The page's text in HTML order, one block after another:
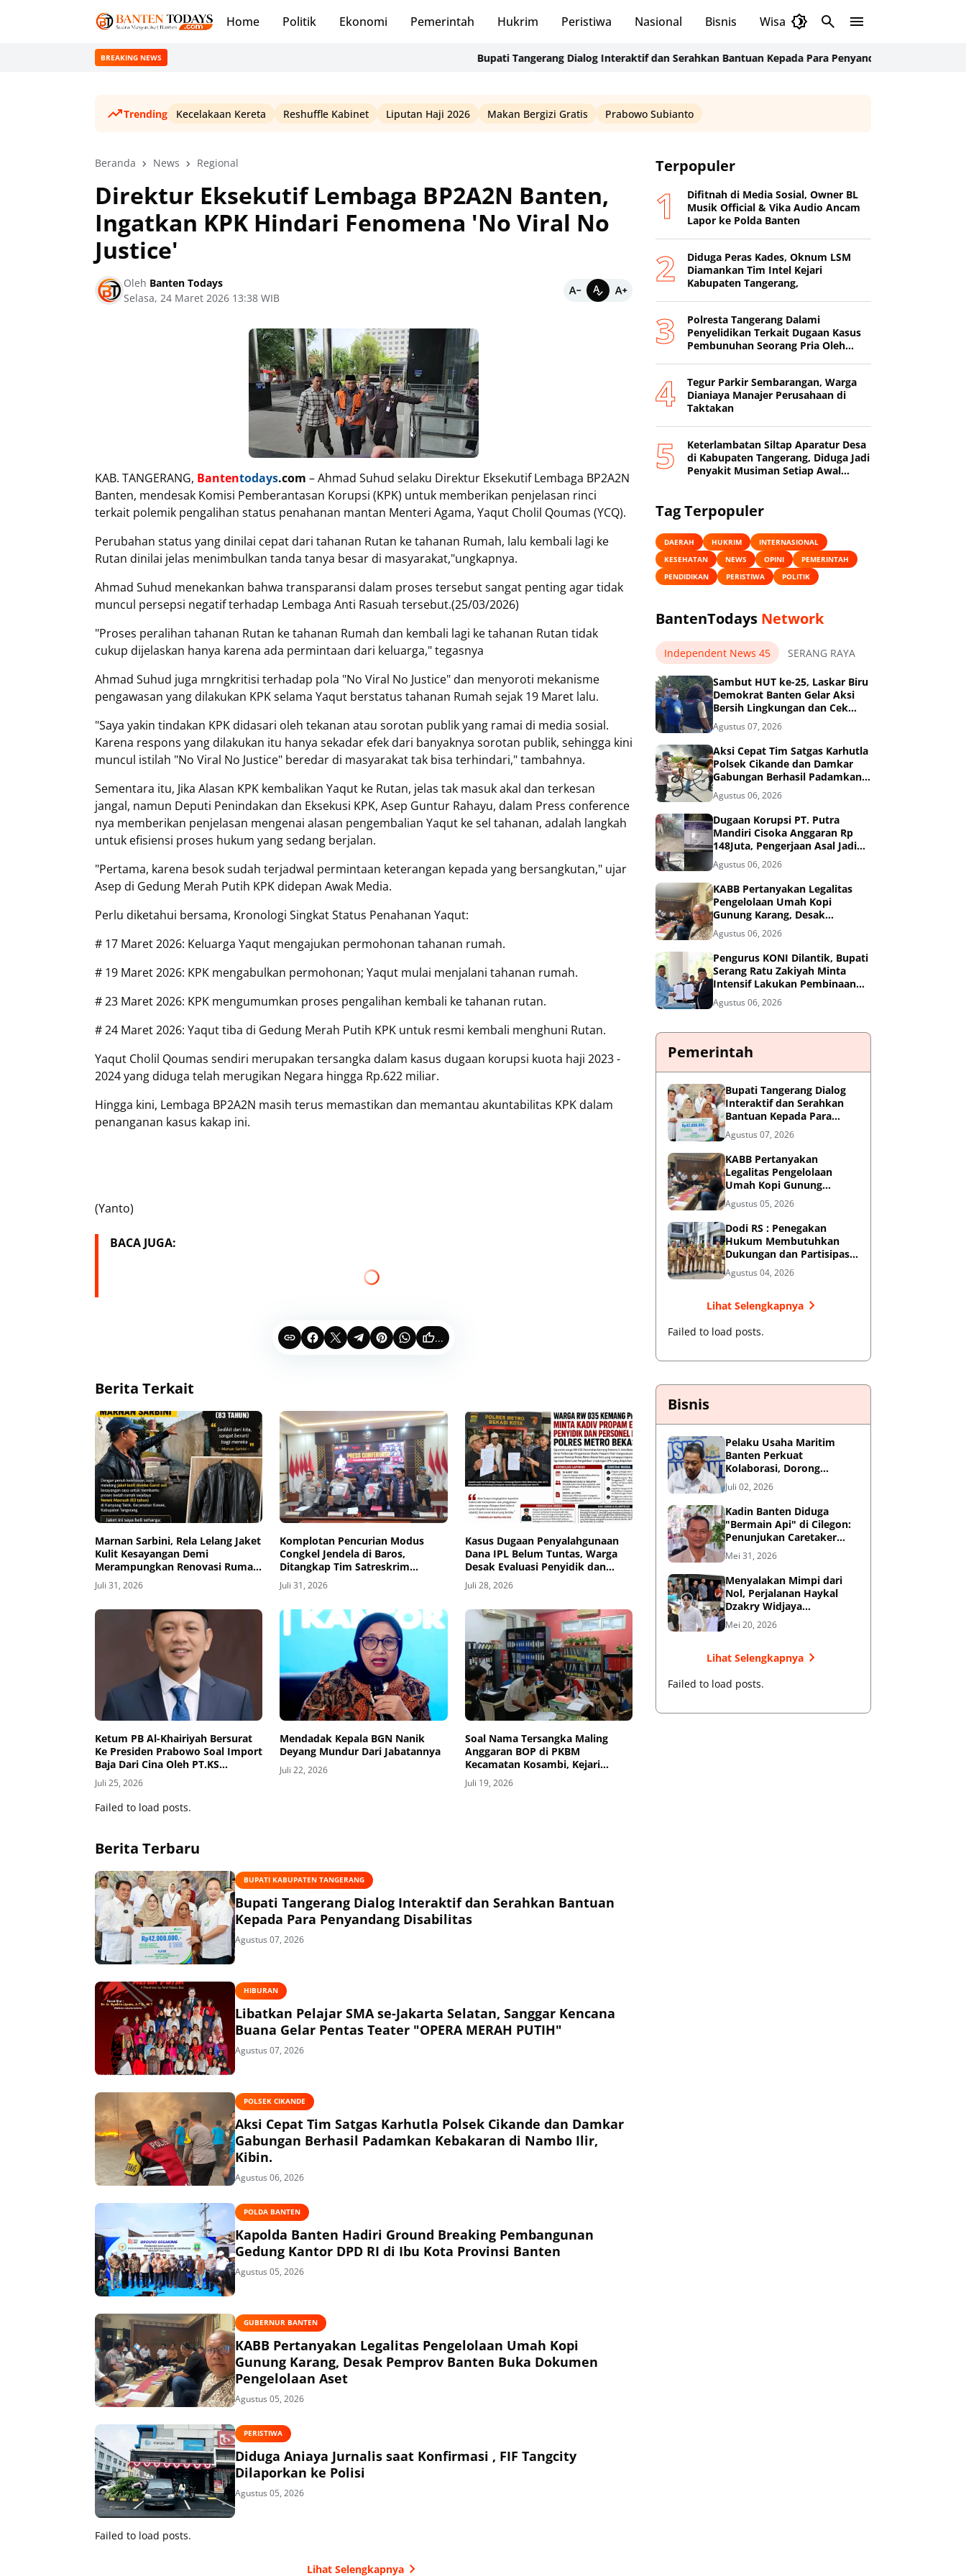
Home Politik Ekonomi Pemerintah Hukrim Peristiwa Nasional Bisnis Wisata Budaya
BREAKING NEWS Bupati Tangerang Dialog Interaktif dan Serahkan Bantuan Kepada Para Penyandang Disabilitas
Trending Kecelakaan Kereta Reshuffle Kabinet Liputan Haji 2026 Makan Bergizi Gratis Prabowo Subianto
Beranda News Regional
Direktur Eksekutif Lembaga BP2A2N Banten,
Ingatkan KPK Hindari Fenomena 'No Viral No
Justice'
Oleh Banten Todays
Selasa, 24 Maret 2026 13:38 WIB
KAB. TANGERANG, Bantentodays.com – Ahmad Suhud selaku Direktur Eksekutif Lembaga BP2A2N
Banten, mendesak Komisi Pemberantasan Korupsi (KPK) untuk memberikan penjelasan rinci
terkait polemik pengalihan status penahanan mantan Menteri Agama, Yaqut Cholil Qoumas (YCQ).
Perubahan status yang dinilai cepat dari tahanan Rutan ke tahanan Rumah, lalu kembali lagi ke
Rutan dinilai jelas menimbulkan tanda tanya besar di masyarakat,"ungkapnya.
Ahmad Suhud menekankan bahwa transparansi dalam proses tersebut sangat penting agar tidak
muncul persepsi negatif terhadap Lembaga Anti Rasuah tersebut.(25/03/2026)
"Proses peralihan tahanan Rutan ke tahanan Rumah dan kembali lagi ke tahanan Rutan tidak
cukup dijelaskan hanya karena ada permintaan dari keluarga," tegasnya
Ahmad Suhud juga mrngkritisi terhadap pola "No Viral No Justice" dan menyoroti mekanisme
pengawasan yang dilakukan KPK selama Yaqut berstatus tahanan Rumah sejak 19 Maret lalu.
"Saya yakin tindakan KPK didasari oleh tekanan atau sorotan publik yang ramai di media sosial.
Karena respons yang dilakukan itu hanya sekadar efek dari banyaknya sorotan publik, sehingga kini
muncul istilah "No Viral No Justice" beredar di masyarakat tak bisa terhindari," tambahnya.
Sementara itu, Jika Alasan KPK kembalikan Yaqut ke Rutan, jelas tak masuk akal dan terkesan
jangal, namun Deputi Penindakan dan Eksekusi KPK, Asep Guntur Rahayu, dalam Press conference
nya memberikan penjelasan mengenai alasan pengembalian Yaqut ke sel tahanan, adalah langkah
untuk efisiensi proses hukum yang sedang berjalan.
"Pertama, karena besok sudah terjadwal permintaan keterangan kepada yang bersangkutan," ujar
Asep di Gedung Merah Putih KPK didepan Awak Media.
Perlu diketahui bersama, Kronologi Singkat Status Penahanan Yaqut:
# 17 Maret 2026: Keluarga Yaqut mengajukan permohonan tahanan rumah.
# 19 Maret 2026: KPK mengabulkan permohonan; Yaqut mulai menjalani tahanan rumah.
# 23 Maret 2026: KPK mengumumkan proses pengalihan kembali ke tahanan rutan.
# 24 Maret 2026: Yaqut tiba di Gedung Merah Putih KPK untuk resmi kembali menghuni Rutan.
Yaqut Cholil Qoumas sendiri merupakan tersangka dalam kasus dugaan korupsi kuota haji 2023 -
2024 yang diduga telah merugikan Negara hingga Rp.622 miliar.
Hingga kini, Lembaga BP2A2N masih terus memastikan dan memantau akuntabilitas KPK dalam
penanganan kasus kakap ini.
(Yanto)
BACA JUGA:
...
Berita Terkait
Marnan Sarbini, Rela Lelang Jaket
Kulit Kesayangan Demi
Merampungkan Renovasi Rumah
Nenek Masru'ah di Desa Talok
Kresek,
Juli 31, 2026
Komplotan Pencurian Modus
Congkel Jendela di Baros,
Ditangkap Tim Satreskrim
Polresta Serang Kota
Juli 31, 2026
Kasus Dugaan Penyalahgunaan
Dana IPL Belum Tuntas, Warga
Desak Evaluasi Penyidik dan
Personel Paminal Polres Metro
Bekasi Kota
Juli 28, 2026
Ketum PB Al-Khairiyah Bersurat
Ke Presiden Prabowo Soal Import
Baja Dari Cina Oleh PT.KS
(Persero) Tbk (KRAS)
Juli 25, 2026
Mendadak Kepala BGN Nanik
Deyang Mundur Dari Jabatannya
Juli 22, 2026
Soal Nama Tersangka Maling
Anggaran BOP di PKBM
Kecamatan Kosambi, Kejari
Kabupaten Tangerang Siap Buka-
Bukaan
Juli 19, 2026
Failed to load posts.
Berita Terbaru
BUPATI KABUPATEN TANGERANG
Bupati Tangerang Dialog Interaktif dan Serahkan Bantuan
Kepada Para Penyandang Disabilitas
Agustus 07, 2026
HIBURAN
Libatkan Pelajar SMA se-Jakarta Selatan, Sanggar Kencana
Buana Gelar Pentas Teater "OPERA MERAH PUTIH"
Agustus 07, 2026
POLSEK CIKANDE
Aksi Cepat Tim Satgas Karhutla Polsek Cikande dan Damkar
Gabungan Berhasil Padamkan Kebakaran di Nambo Ilir,
Kibin.
Agustus 06, 2026
POLDA BANTEN
Kapolda Banten Hadiri Ground Breaking Pembangunan
Gedung Kantor DPD RI di Ibu Kota Provinsi Banten
Agustus 05, 2026
GUBERNUR BANTEN
KABB Pertanyakan Legalitas Pengelolaan Umah Kopi
Gunung Karang, Desak Pemprov Banten Buka Dokumen
Pengelolaan Aset
Agustus 05, 2026
PERISTIWA
Diduga Aniaya Jurnalis saat Konfirmasi , FIF Tangcity
Dilaporkan ke Polisi
Agustus 05, 2026
Failed to load posts.
Lihat Selengkapnya
Terpopuler
Difitnah di Media Sosial, Owner BL
Musik Official & Vika Audio Ancam
Lapor ke Polda Banten
Diduga Peras Kades, Oknum LSM
Diamankan Tim Intel Kejari
Kabupaten Tangerang,
Polresta Tangerang Dalami
Penyelidikan Terkait Dugaan Kasus
Pembunuhan Seorang Pria Oleh
Tegur Parkir Sembarangan, Warga
Dianiaya Manajer Perusahaan di
Taktakan
Keterlambatan Siltap Aparatur Desa
di Kabupaten Tangerang, Diduga Jadi
Penyakit Musiman Setiap Awal
Tag Terpopuler
DAERAH HUKRIM
INTERNASIONAL
KESEHATAN
NEWS OPINI
PEMERINTAH
PENDIDIKAN
PERISTIWA POLITIK
BantenTodays Network
Independent News 45 SERANG RAYA
Sambut HUT ke-25, Laskar Biru
Demokrat Banten Gelar Aksi
Bersih Lingkungan dan Cek
Kesehatan Gratis.
Agustus 07, 2026
Aksi Cepat Tim Satgas Karhutla
Polsek Cikande dan Damkar
Gabungan Berhasil Padamkan
Kebakaran di Nambo Ilir, Kibin.
Agustus 06, 2026
Dugaan Korupsi PT. Putra
Mandiri Cisoka Anggaran Rp
148Juta, Pengerjaan Asal Jadi
dan Abaikan 3K
Agustus 06, 2026
KABB Pertanyakan Legalitas
Pengelolaan Umah Kopi
Gunung Karang, Desak
Pemprov Banten Buka
Dokumen Pengelolaan Aset
Agustus 06, 2026
Pengurus KONI Dilantik, Bupati
Serang Ratu Zakiyah Minta
Intensif Lakukan Pembinaan
Cabor
Agustus 06, 2026
Pemerintah
Bupati Tangerang Dialog
Interaktif dan Serahkan
Bantuan Kepada Para
Penyandang Disabilitas
Agustus 07, 2026
KABB Pertanyakan
Legalitas Pengelolaan
Umah Kopi Gunung
Karang, Desak Pemprov
Banten Buka Dokumen
Pengelolaan Aset
Agustus 05, 2026
Dodi RS : Penegakan
Hukum Membutuhkan
Dukungan dan Partisipasi
Aktif Seluruh Elemen
Masyarakat.
Agustus 04, 2026
Lihat Selengkapnya
Failed to load posts.
Bisnis
Pelaku Usaha Maritim
Banten Perkuat
Kolaborasi, Dorong
Kemajuan Sektor
Pelabuhan
Juli 02, 2026
Kadin Banten Diduga
"Bermain Api" di Cilegon:
Penunjukan Caretaker
Dipertanyakan, Berpotensi
Konflik Kepentingan
Mei 31, 2026
Menyalakan Mimpi dari
Nol, Perjalanan Haykal
Dzakry Widjaya
Membangun Bisnis dan
Menebar Manfaat
Mei 20, 2026
Lihat Selengkapnya
Failed to load posts.